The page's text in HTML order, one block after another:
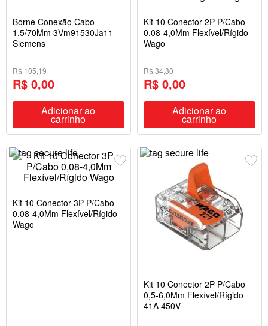
Borne Conexão Cabo
1,5/70Mm 3Vm91530Ja11
Siemens
R$ 105,19
R$ 0,00
Adicionar ao
carrinho
Kit 10 Conector 2P P/Cabo
0,08-4,0Mm Flexível/Rígido
Wago
R$ 34,30
R$ 0,00
Adicionar ao
carrinho
Kit 10 Conector 3P P/Cabo
0,08-4,0Mm Flexível/Rígido
Wago
Kit 10 Conector 2P P/Cabo
0,5-6,0Mm Flexível/Rígido
41A 450V